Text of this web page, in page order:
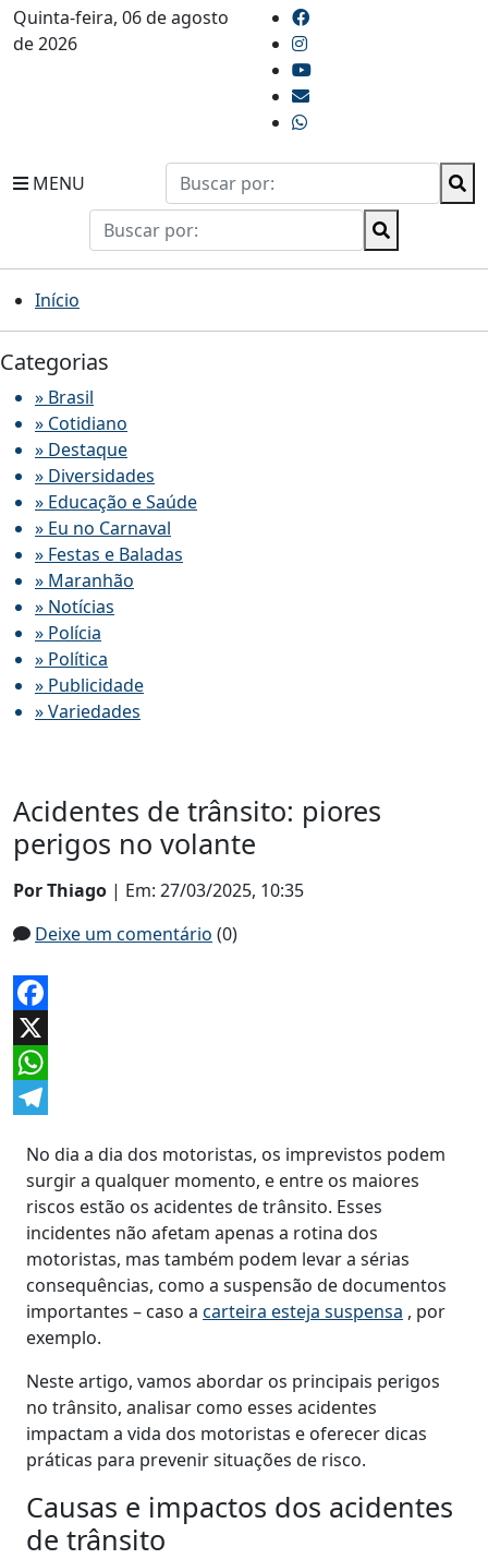
Quinta-feira, 06 de agosto
de 2026
MENU
Início
Categorias
» Brasil
» Cotidiano
» Destaque
» Diversidades
» Educação e Saúde
» Eu no Carnaval
» Festas e Baladas
» Maranhão
» Notícias
» Polícia
» Política
» Publicidade
» Variedades
Acidentes de trânsito: piores
perigos no volante
Por Thiago | Em: 27/03/2025, 10:35
Deixe um comentário (0)
Facebook
X
WhatsApp
No dia a dia dos motoristas, os imprevistos podem
surgir a qualquer momento, e entre os maiores
riscos estão os acidentes de trânsito. Esses
incidentes não afetam apenas a rotina dos
motoristas, mas também podem levar a sérias
consequências, como a suspensão de documentos
importantes – caso a carteira esteja suspensa , por
exemplo.
Neste artigo, vamos abordar os principais perigos
no trânsito, analisar como esses acidentes
impactam a vida dos motoristas e oferecer dicas
práticas para prevenir situações de risco.
Causas e impactos dos acidentes
de trânsito